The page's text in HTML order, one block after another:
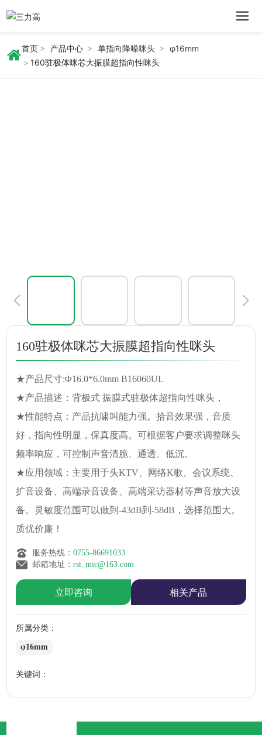
首页 产品中心 单指向降噪咪头
φ16mm
160驻极体咪芯大振膜超指向性咪头
160驻极体咪芯大振膜超指向性咪头
★产品尺寸:Φ16.0*6.0mm B16060UL
★产品描述：背极式 振膜式驻极体超指向性咪头，
★性能特点：产品抗啸叫能力强。拾音效果强，音质
好，指向性明显，保真度高。可根据客户要求调整咪头
频率响应，可控制声音清脆、通透、低沉。
★应用领域：主要用于头KTV、网络K歌、会议系统、
扩音设备、高端录音设备、高端采访器材等声音放大设
备。灵敏度范围可以做到-43dB到-58dB，选择范围大。
质优价廉！
服务热线：0755-86691033
邮箱地址：rst_mic@163.com
立即咨询 相关产品
所属分类：
φ16mm
关键词：